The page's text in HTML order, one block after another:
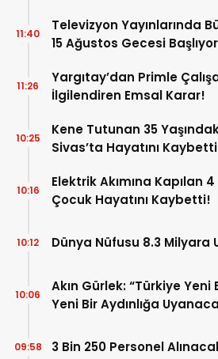
Televizyon Yayınlarında
15 Ağustos Gecesi
11:40
Yargıtay’dan Primle
İlgilendiren Emsal Karar!
11:26
Kene Tutunan 35
Sivas’ta Hayatını
10:25
Elektrik Akımına Kapılan
Çocuk Hayatını Kaybetti!
10:16
Dünya Nüfusu 8.3 Milyara
10:12
Akın Gürlek: “Türkiye
Yeni Bir Aydınlığa
10:06
3 Bin 250 Personel
09:58